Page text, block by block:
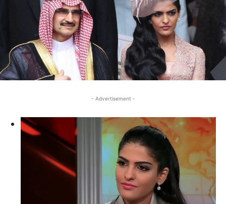
- Advertisement -